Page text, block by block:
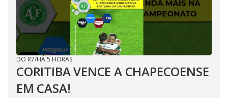
DO R7/HÁ 5 HORAS
CORITIBA VENCE A CHAPECOENSE
EM CASA!